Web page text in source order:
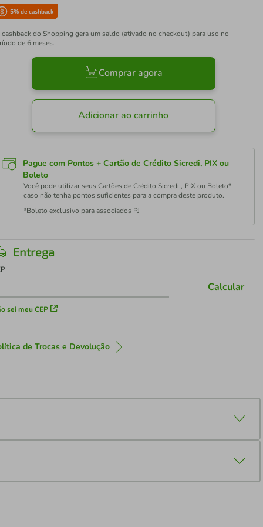
5% de cashback
cashback do Shopping gera um saldo (ativado no checkout) para uso no
de 6 meses.
Comprar agora
Adicionar ao carrinho
Pague com Pontos + Cartão de Crédito Sicredi, PIX ou
Boleto
Você pode utilizar seus Cartões de Crédito Sicredi , PIX ou Boleto*
caso não tenha pontos suficientes para a compra deste produto.
*Boleto exclusivo para associados PJ
Entrega
sei meu CEP
Calcular
de Trocas e Devolução